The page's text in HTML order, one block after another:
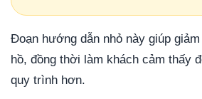
Đoạn hướng dẫn nhỏ này giúp
hồ, đồng thời làm khách cảm thấy
quy trình hơn.